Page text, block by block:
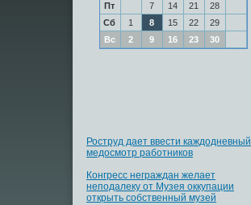
Пт
7 14 21
28
Сб
1 8 15 22
29
Вс
2 9 16 23 30
Роструд дает ввести каждодневный
медосмотр работников
Конгресс неграждан желает
неподалеку от Музея оккупации
открыть собственный музей